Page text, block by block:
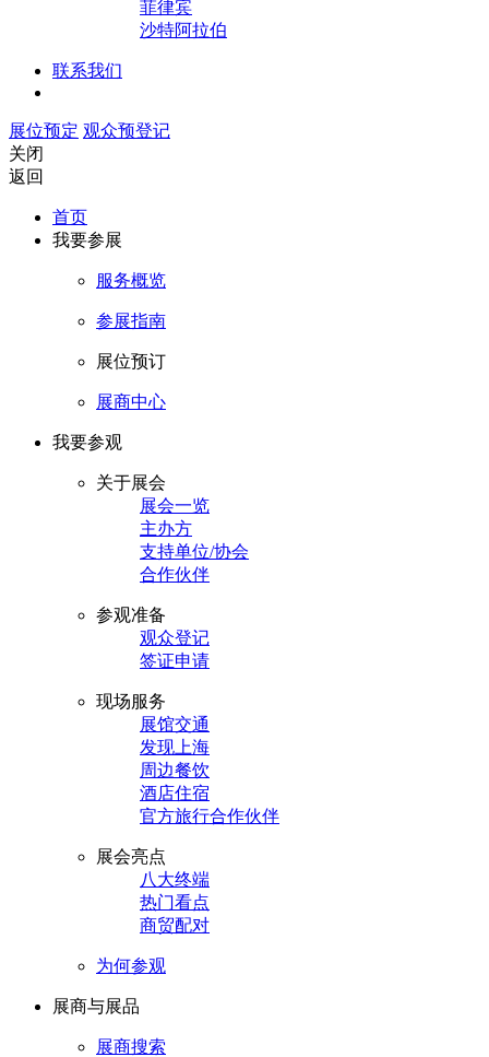
菲律宾
沙特阿拉伯
联系我们
展位预定 观众预登记
关闭
返回
首页
我要参展
服务概览
参展指南
展位预订
展商中心
我要参观
关于展会
展会一览
主办方
支持单位/协会
合作伙伴
参观准备
观众登记
签证申请
现场服务
展馆交通
发现上海
周边餐饮
酒店住宿
官方旅行合作伙伴
展会亮点
八大终端
热门看点
商贸配对
为何参观
展商与展品
展商搜索